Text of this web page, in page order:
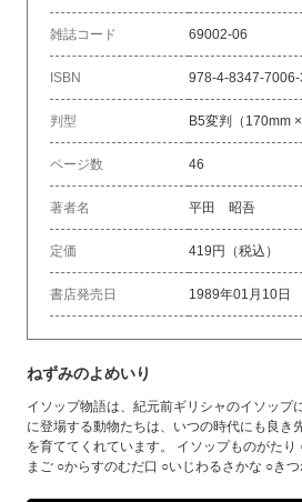
雑誌コード 69002-06
ISBN 978-4-8347-7006-
判型 B5変判（170mm ×
ページ数 46
著者名 平田 昭吾
定価 419円（税込）
書店発売日 1989年01月10日
ねずみのよめいり
イソップ物語は、紀元前ギリシャのイソップ
に登場する動物たちは、いつの時代にも良き
を育ててくれています。 イソップものがた
まご ○からすのむだ口 ○いじわるさかな ○き